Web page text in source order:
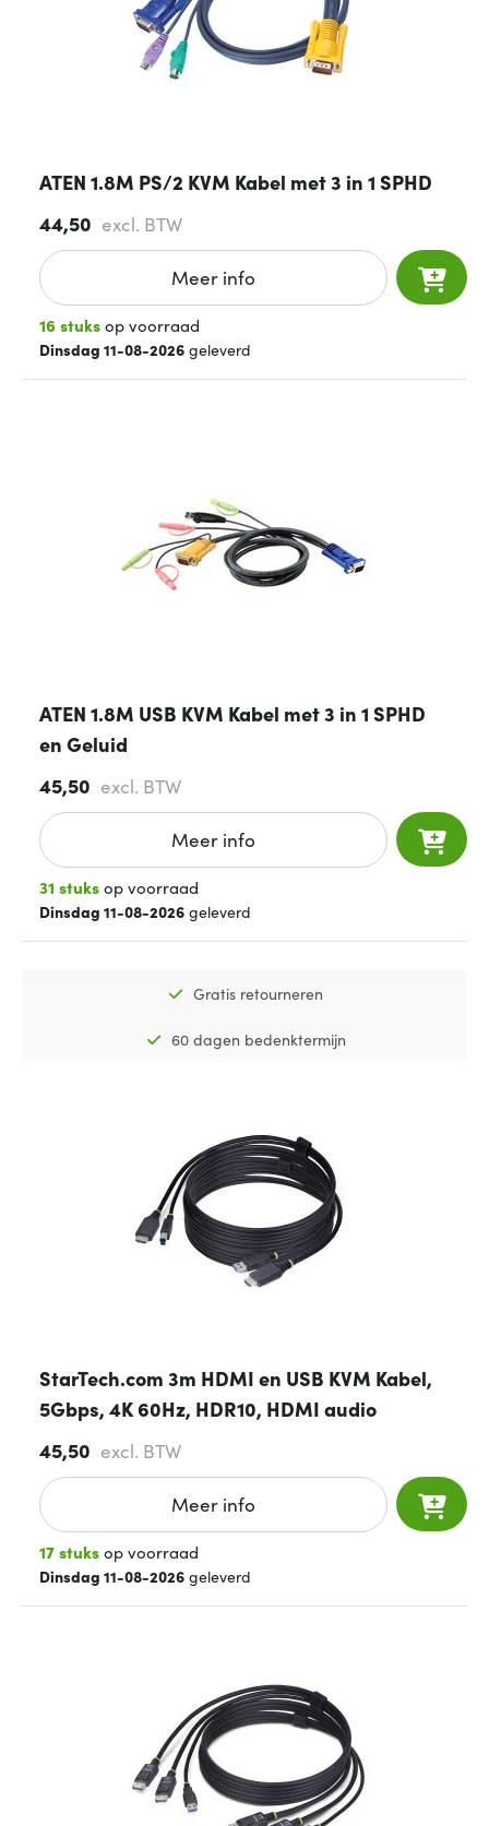
ATEN 1.8M PS/2 KVM Kabel met 3 in 1 SPHD
44,50 excl. BTW
Meer info
16 stuksop voorraad
Dinsdag 11-08-2026 geleverd
ATEN 1.8M USB KVM Kabel met 3 in 1 SPHD
en Geluid
45,50 excl. BTW
Meer info
31 stuksop voorraad
Dinsdag 11-08-2026 geleverd
Gratis retourneren
60 dagen bedenktermijn
StarTech.com 3m HDMI en USB KVM Kabel,
5Gbps, 4K 60Hz, HDR10, HDMI audio
45,50 excl. BTW
Meer info
17 stuksop voorraad
Dinsdag 11-08-2026 geleverd